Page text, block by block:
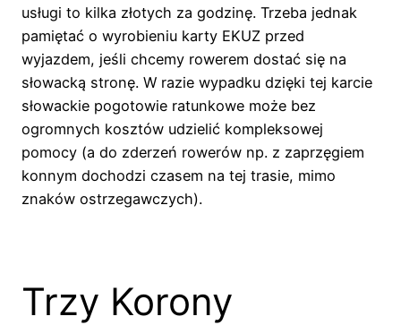
usługi to kilka złotych za godzinę. Trzeba jednak
pamiętać o wyrobieniu karty EKUZ przed
wyjazdem, jeśli chcemy rowerem dostać się na
słowacką stronę. W razie wypadku dzięki tej karcie
słowackie pogotowie ratunkowe może bez
ogromnych kosztów udzielić kompleksowej
pomocy (a do zderzeń rowerów np. z zaprzęgiem
konnym dochodzi czasem na tej trasie, mimo
znaków ostrzegawczych).
Trzy Korony